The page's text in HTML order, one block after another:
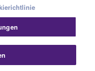
Cookierichtlinie